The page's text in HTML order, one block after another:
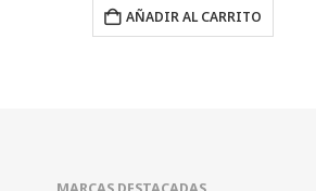
AÑADIR AL CARRITO